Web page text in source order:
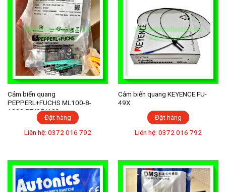
Cảm biến quang
PEPPERL+FUCHS ML100-8-
1000-RT/95/103
Đặt hàng
Liên hệ: 0372 016 792
Cảm biến quang KEYENCE FU-
49X
Đặt hàng
Liên hệ: 0372 016 792